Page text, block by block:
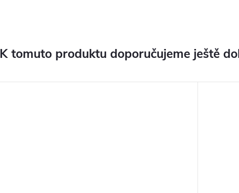
K tomuto produktu doporučujeme ještě